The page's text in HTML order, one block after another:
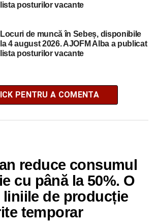
lista posturilor vacante
Locuri de muncă în Sebeș, disponibile
la 4 august 2026. AJOFM Alba a publicat
lista posturilor vacante
PENTRU A COMENTA
reduce consumul
cu până la 50%. O
liniile de producție
temporar